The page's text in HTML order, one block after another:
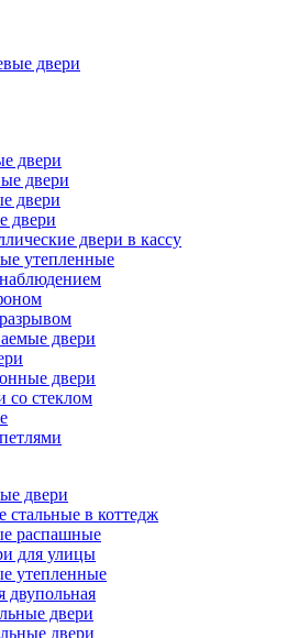
двери
двери
двери
двери
двери
двери в кассу
утепленные
двери
двери
со стеклом
двери
стальные в коттедж
распашные
для улицы
утепленные
двупольная
двери
двери